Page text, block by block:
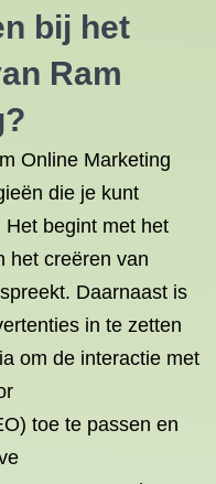
bij het
Ram
Online Marketing
die je kunt
begint met het
het creëren van
Daarnaast is
in te zetten
om de interactie met
toe te passen en